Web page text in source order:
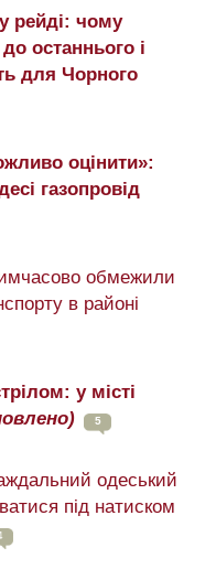
рейді: чому
останнього і
для Чорного
оцінити»:
газопровід
обмежили
в районі
у місті
5
одеський
під натиском